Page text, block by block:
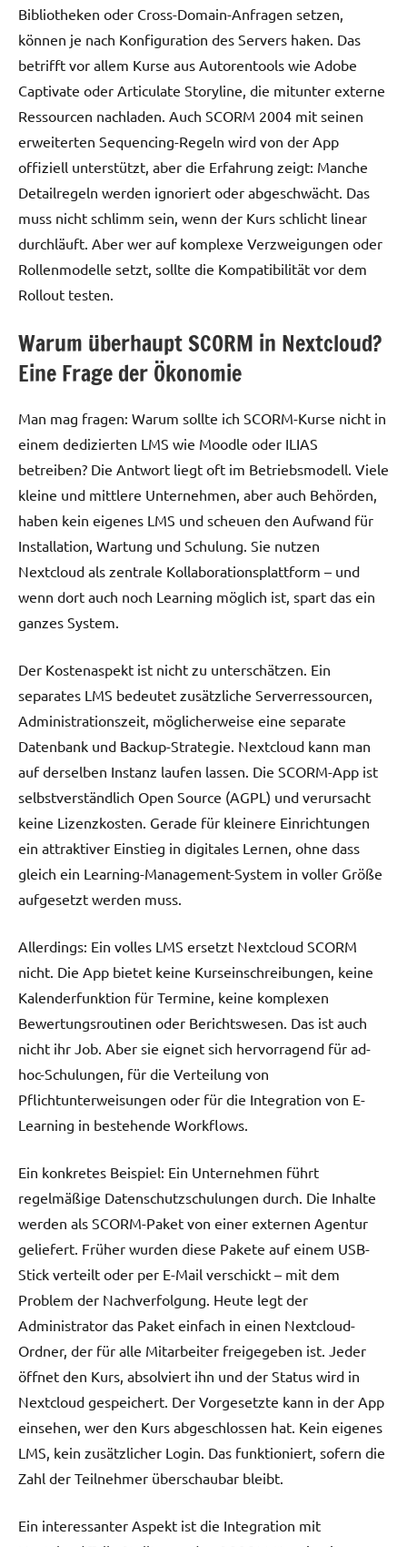
Bibliotheken oder Cross-Domain-Anfragen setzen,
können je nach Konfiguration des Servers haken. Das
betrifft vor allem Kurse aus Autorentools wie Adobe
Captivate oder Articulate Storyline, die mitunter externe
Ressourcen nachladen. Auch SCORM 2004 mit seinen
erweiterten Sequencing-Regeln wird von der App
offiziell unterstützt, aber die Erfahrung zeigt: Manche
Detailregeln werden ignoriert oder abgeschwächt. Das
muss nicht schlimm sein, wenn der Kurs schlicht linear
durchläuft. Aber wer auf komplexe Verzweigungen oder
Rollenmodelle setzt, sollte die Kompatibilität vor dem
Rollout testen.
Warum überhaupt SCORM in Nextcloud?
Eine Frage der Ökonomie
Man mag fragen: Warum sollte ich SCORM-Kurse nicht in
einem dedizierten LMS wie Moodle oder ILIAS
betreiben? Die Antwort liegt oft im Betriebsmodell. Viele
kleine und mittlere Unternehmen, aber auch Behörden,
haben kein eigenes LMS und scheuen den Aufwand für
Installation, Wartung und Schulung. Sie nutzen
Nextcloud als zentrale Kollaborationsplattform – und
wenn dort auch noch Learning möglich ist, spart das ein
ganzes System.
Der Kostenaspekt ist nicht zu unterschätzen. Ein
separates LMS bedeutet zusätzliche Serverressourcen,
Administrationszeit, möglicherweise eine separate
Datenbank und Backup-Strategie. Nextcloud kann man
auf derselben Instanz laufen lassen. Die SCORM-App ist
selbstverständlich Open Source (AGPL) und verursacht
keine Lizenzkosten. Gerade für kleinere Einrichtungen
ein attraktiver Einstieg in digitales Lernen, ohne dass
gleich ein Learning-Management-System in voller Größe
aufgesetzt werden muss.
Allerdings: Ein volles LMS ersetzt Nextcloud SCORM
nicht. Die App bietet keine Kurseinschreibungen, keine
Kalenderfunktion für Termine, keine komplexen
Bewertungsroutinen oder Berichtswesen. Das ist auch
nicht ihr Job. Aber sie eignet sich hervorragend für ad-
hoc-Schulungen, für die Verteilung von
Pflichtunterweisungen oder für die Integration von E-
Learning in bestehende Workflows.
Ein konkretes Beispiel: Ein Unternehmen führt
regelmäßige Datenschutzschulungen durch. Die Inhalte
werden als SCORM-Paket von einer externen Agentur
geliefert. Früher wurden diese Pakete auf einem USB-
Stick verteilt oder per E-Mail verschickt – mit dem
Problem der Nachverfolgung. Heute legt der
Administrator das Paket einfach in einen Nextcloud-
Ordner, der für alle Mitarbeiter freigegeben ist. Jeder
öffnet den Kurs, absolviert ihn und der Status wird in
Nextcloud gespeichert. Der Vorgesetzte kann in der App
einsehen, wer den Kurs abgeschlossen hat. Kein eigenes
LMS, kein zusätzlicher Login. Das funktioniert, sofern die
Zahl der Teilnehmer überschaubar bleibt.
Ein interessanter Aspekt ist die Integration mit